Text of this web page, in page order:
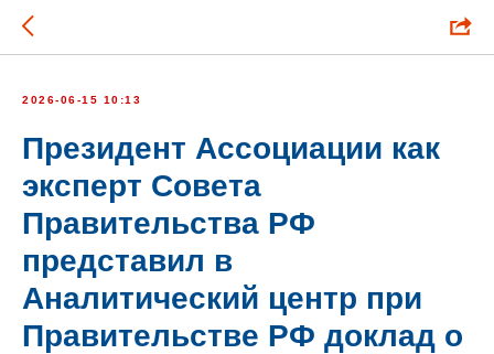
2026-06-15 10:13
Президент Ассоциации как
эксперт Совета
Правительства РФ
представил в
Аналитический центр при
Правительстве РФ доклад о